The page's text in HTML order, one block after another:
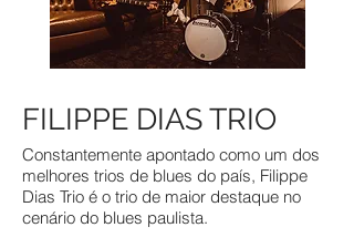
FILIPPE DIAS TRIO
Constantemente apontado como um dos
melhores trios de blues do país, Filippe
Dias Trio é o trio de maior destaque no
cenário do blues paulista.